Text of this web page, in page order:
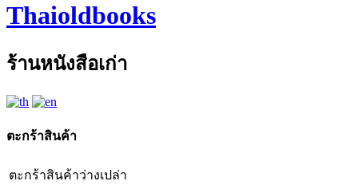
Thaioldbooks
ร้านหนังสือเก่า
ตะกร้าสินค้า
ตะกร้าสินค้าว่างเปล่า